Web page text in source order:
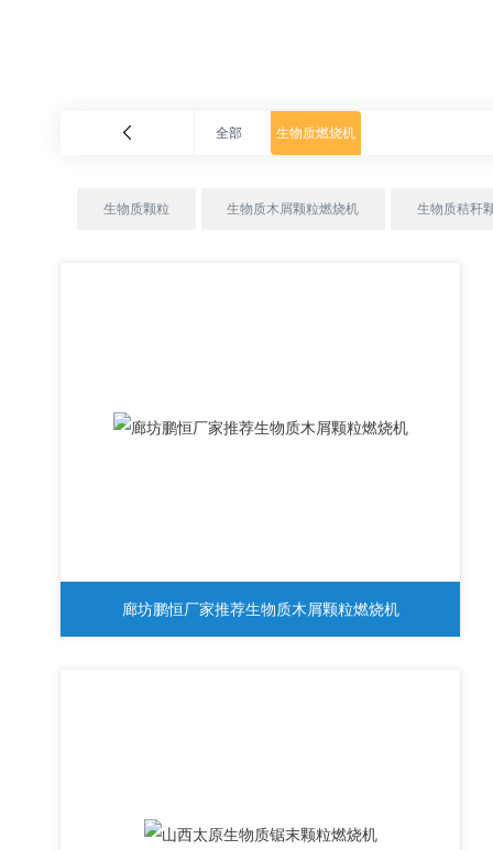
全部 生物质燃烧机
生物质颗粒 生物质木屑颗粒燃烧机 生物质秸秆
廊坊鹏恒厂家推荐生物质木屑颗粒燃烧机